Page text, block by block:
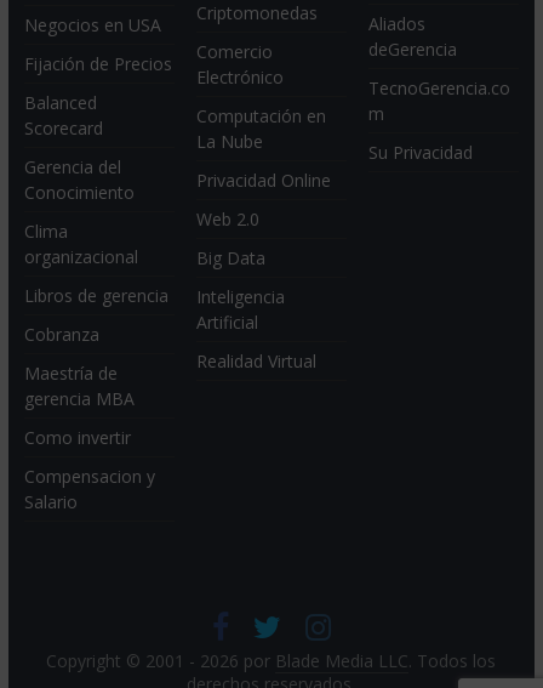
Negocios en USA
Fijación de Precios
Balanced
Scorecard
Gerencia del
Conocimiento
Clima
organizacional
Libros de gerencia
Cobranza
Maestría de
gerencia MBA
Como invertir
Compensacion y
Salario
Criptomonedas
Comercio
Electrónico
Computación en
La Nube
Privacidad Online
Web 2.0
Big Data
Inteligencia
Artificial
Realidad Virtual
Aliados
deGerencia
TecnoGerencia.co
m
Su Privacidad
Copyright © 2001 - 2026 por Blade Media LLC. Todos los